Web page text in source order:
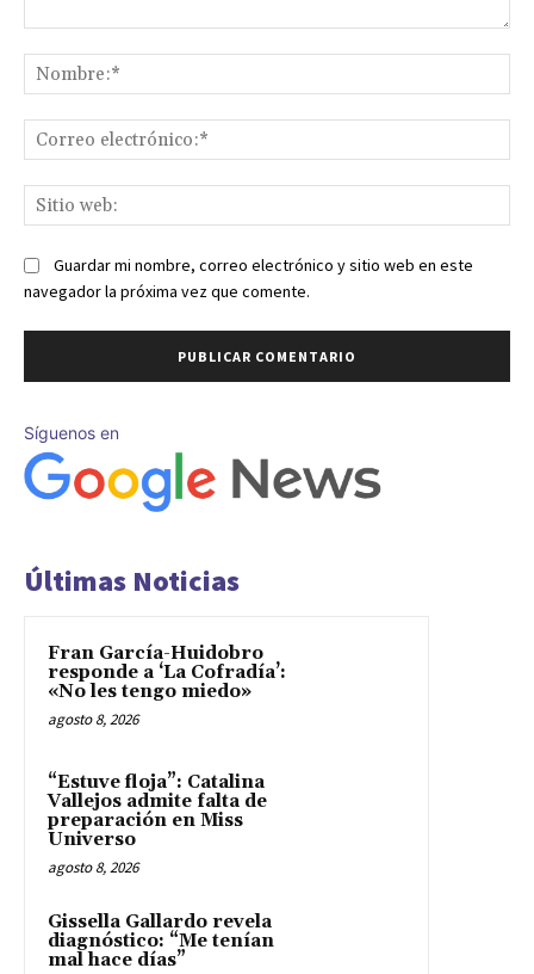
Guardar mi nombre, correo electrónico y sitio web en este
navegador la próxima vez que comente.
Síguenos en
Últimas Noticias
Fran García-Huidobro
responde a ‘La Cofradía’:
«No les tengo miedo»
agosto 8, 2026
“Estuve floja”: Catalina
Vallejos admite falta de
preparación en Miss
Universo
agosto 8, 2026
Gissella Gallardo revela
diagnóstico: “Me tenían
mal hace días”